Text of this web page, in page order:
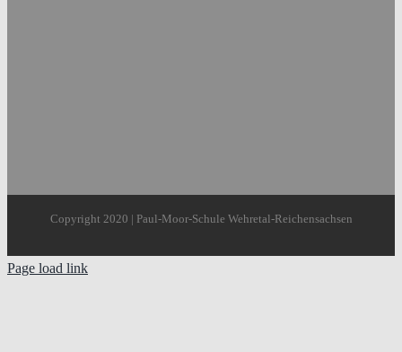
Copyright 2020 | Paul-Moor-Schule Wehretal-Reichensachsen
Page load link